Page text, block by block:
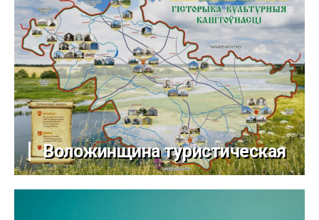
Воложинщина туристическая